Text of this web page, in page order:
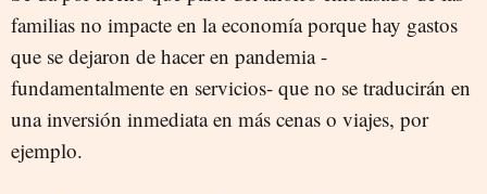
familias no impacte en la economía porque hay gastos
que se dejaron de hacer en pandemia -
fundamentalmente en servicios- que no se traducirán en
una inversión inmediata en más cenas o viajes, por
ejemplo.